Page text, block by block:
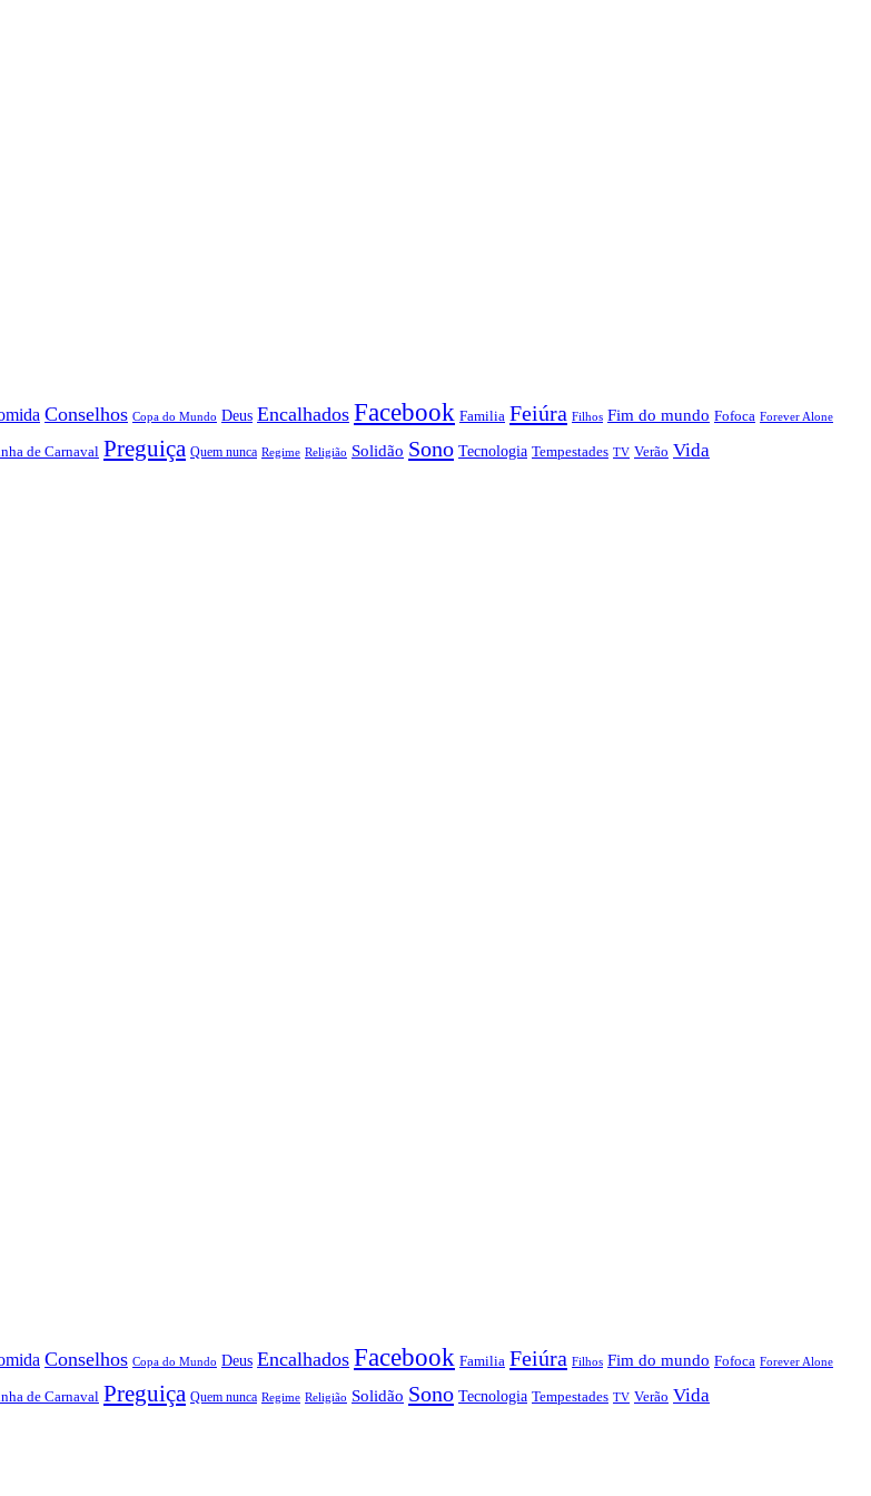
Conselhos Copa do Mundo Deus Encalhados Facebook Familia Feiúra Filhos Fim do mundo Fofoca Forever Alone
de Carnaval Preguiça Quem nunca Regime Religião Solidão Sono Tecnologia Tempestades TV Verão Vida
Conselhos Copa do Mundo Deus Encalhados Facebook Familia Feiúra Filhos Fim do mundo Fofoca Forever Alone
de Carnaval Preguiça Quem nunca Regime Religião Solidão Sono Tecnologia Tempestades TV Verão Vida